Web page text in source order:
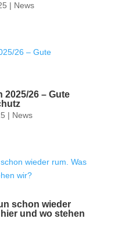
| News
26 – Gute
| News
schon wieder
und wo stehen